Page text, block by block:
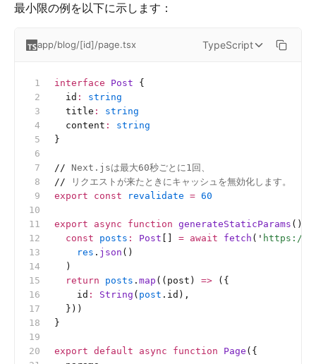
最小限の例を以下に示します：
app/blog/[id]/page.tsx TypeScript
interface Post {
  id
:
string
  title
:
string
  content
:
string
}
// Next.jsは最大60秒ごとに1回、
// リクエストが来たときにキャッシュを無効化します。
export const revalidate = 60
export async function generateStaticParams () {
  const
posts : Post = await fetch ( ' https://
    res
. json ()
  )
  return
posts . map ((post) => ({
    id
: String ( post .id),
  }))
}
export default async function Page ({